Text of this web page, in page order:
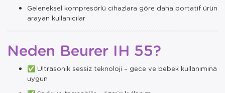
Geleneksel kompresörlü cihazlara göre daha portatif ürün
arayan kullanıcılar
Neden Beurer IH 55?
✅ Ultrasonik sessiz teknoloji – gece ve bebek kullanımına
uygun